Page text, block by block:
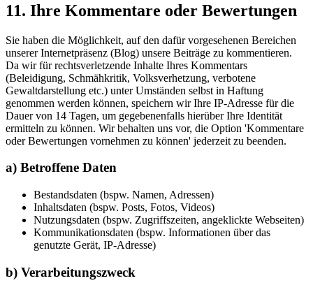
11. Ihre Kommentare oder Bewertungen
Sie haben die Möglichkeit, auf den dafür vorgesehenen Bereichen
unserer Internetpräsenz (Blog) unsere Beiträge zu kommentieren.
Da wir für rechtsverletzende Inhalte Ihres Kommentars
(Beleidigung, Schmähkritik, Volksverhetzung, verbotene
Gewaltdarstellung etc.) unter Umständen selbst in Haftung
genommen werden können, speichern wir Ihre IP-Adresse für die
Dauer von 14 Tagen, um gegebenenfalls hierüber Ihre Identität
ermitteln zu können. Wir behalten uns vor, die Option 'Kommentare
oder Bewertungen vornehmen zu können' jederzeit zu beenden.
a) Betroffene Daten
Bestandsdaten (bspw. Namen, Adressen)
Inhaltsdaten (bspw. Posts, Fotos, Videos)
Nutzungsdaten (bspw. Zugriffszeiten, angeklickte Webseiten)
Kommunikationsdaten (bspw. Informationen über das
genutzte Gerät, IP-Adresse)
b) Verarbeitungszweck